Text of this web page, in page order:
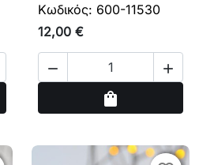
Κωδικός: 600-11530
12,00 €
 
shopping_bag